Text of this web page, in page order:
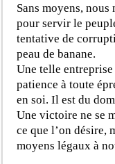
Sans moyens, nous
pour servir le
tentative de
peau de banane.
Une telle
patience à toute
en soi. Il est du
Une victoire ne se
ce que l’on désire,
moyens légaux à